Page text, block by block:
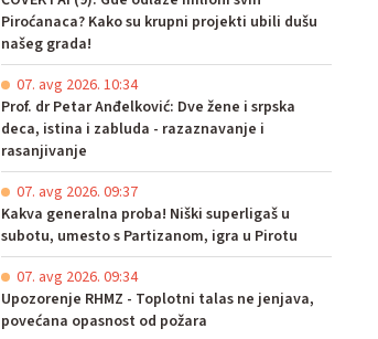
Piroćanaca? Kako su krupni projekti ubili dušu
našeg grada!
07. avg 2026. 10:34
Prof. dr Petar Anđelković: Dve žene i srpska
deca, istina i zabluda - razaznavanje i
rasanjivanje
07. avg 2026. 09:37
Kakva generalna proba! Niški superligaš u
subotu, umesto s Partizanom, igra u Pirotu
07. avg 2026. 09:34
Upozorenje RHMZ - Toplotni talas ne jenjava,
povećana opasnost od požara